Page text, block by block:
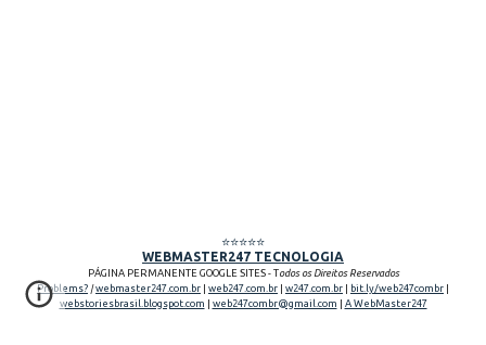
⭐⭐⭐⭐⭐
WEBMASTER247 TECNOLOGIA
PÁGINA PERMANENTE GOOGLE SITES - Todos os Direitos Reservados
Problems? |webmaster247.com.br | web247.com.br | w247.com.br | bit.ly/web247combr |
webstoriesbrasil.blogspot.com | web247combr@gmail.com | A WebMaster247